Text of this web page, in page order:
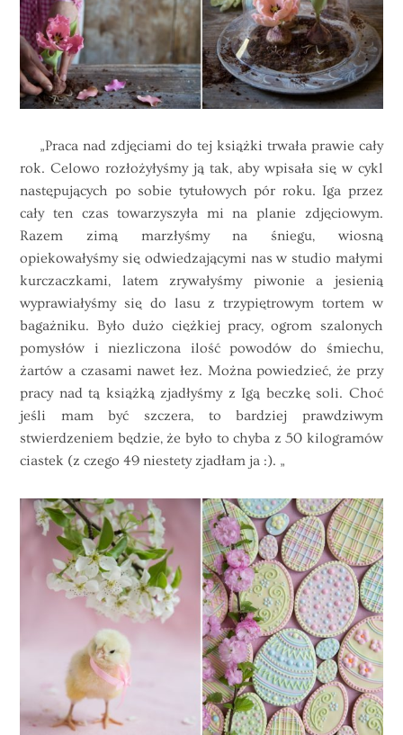
„Praca nad zdjęciami do tej książki trwała prawie cały
rok. Celowo rozłożyłyśmy ją tak, aby wpisała się w cykl
następujących po sobie tytułowych pór roku. Iga przez
cały ten czas towarzyszyła mi na planie zdjęciowym.
Razem zimą marzłyśmy na śniegu, wiosną
opiekowałyśmy się odwiedzającymi nas w studio małymi
kurczaczkami, latem zrywałyśmy piwonie a jesienią
wyprawiałyśmy się do lasu z trzypiętrowym tortem w
bagażniku. Było dużo ciężkiej pracy, ogrom szalonych
pomysłów i niezliczona ilość powodówdo śmiechu,
żartów a czasami nawet łez. Można powiedzieć, że przy
pracy nad tą książką zjadłyśmy z Igą beczkę soli. Choć
jeśli mam być szczera, to bardziej prawdziwym
stwierdzeniem będzie, że było to chyba z 50 kilogramów
ciastek (z czego 49 niestety zjadłam ja :). „